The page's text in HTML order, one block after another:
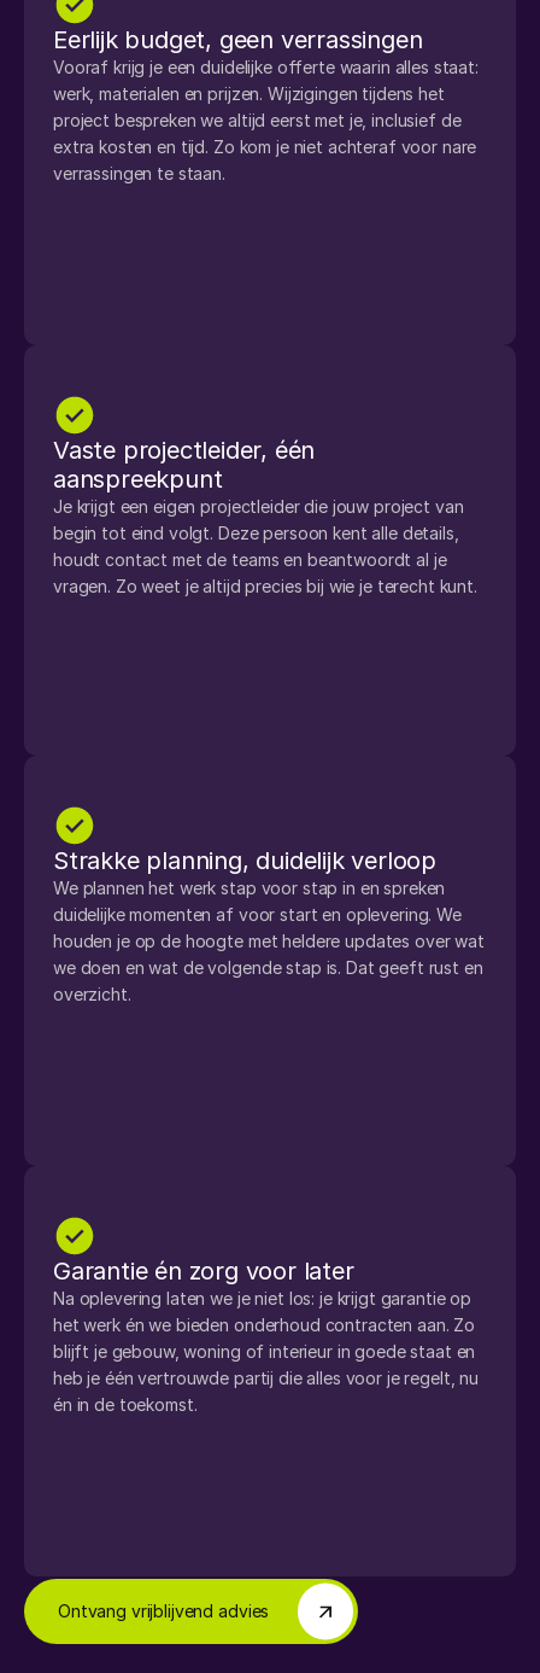
Eerlijk budget, geen verrassingen
Vooraf krijg je een duidelijke offerte waarin alles staat:
werk, materialen en prijzen. Wijzigingen tijdens het
project bespreken we altijd eerst met je, inclusief de
extra kosten en tijd. Zo kom je niet achteraf voor nare
verrassingen te staan.
Vaste projectleider, één
aanspreekpunt
Je krijgt een eigen projectleider die jouw project van
begin tot eind volgt. Deze persoon kent alle details,
houdt contact met de teams en beantwoordt al je
vragen. Zo weet je altijd precies bij wie je terecht kunt.
Strakke planning, duidelijk verloop
We plannen het werk stap voor stap in en spreken
duidelijke momenten af voor start en oplevering. We
houden je op de hoogte met heldere updates over wat
we doen en wat de volgende stap is. Dat geeft rust en
overzicht.
Garantie én zorg voor later
Na oplevering laten we je niet los: je krijgt garantie op
het werk én we bieden onderhoud contracten aan. Zo
blijft je gebouw, woning of interieur in goede staat en
heb je één vertrouwde partij die alles voor je regelt, nu
én in de toekomst.
Ontvang vrijblijvend advies